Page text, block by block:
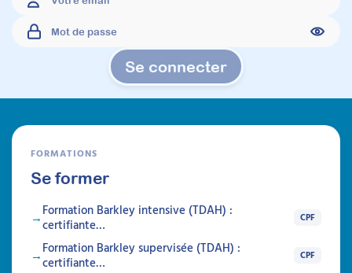
ArticlesSe connecter
FORMATIONS
Se former
Formation Barkley intensive (TDAH) :
certifiante…
CPF
Formation Barkley supervisée (TDAH) :
certifiante…
CPF